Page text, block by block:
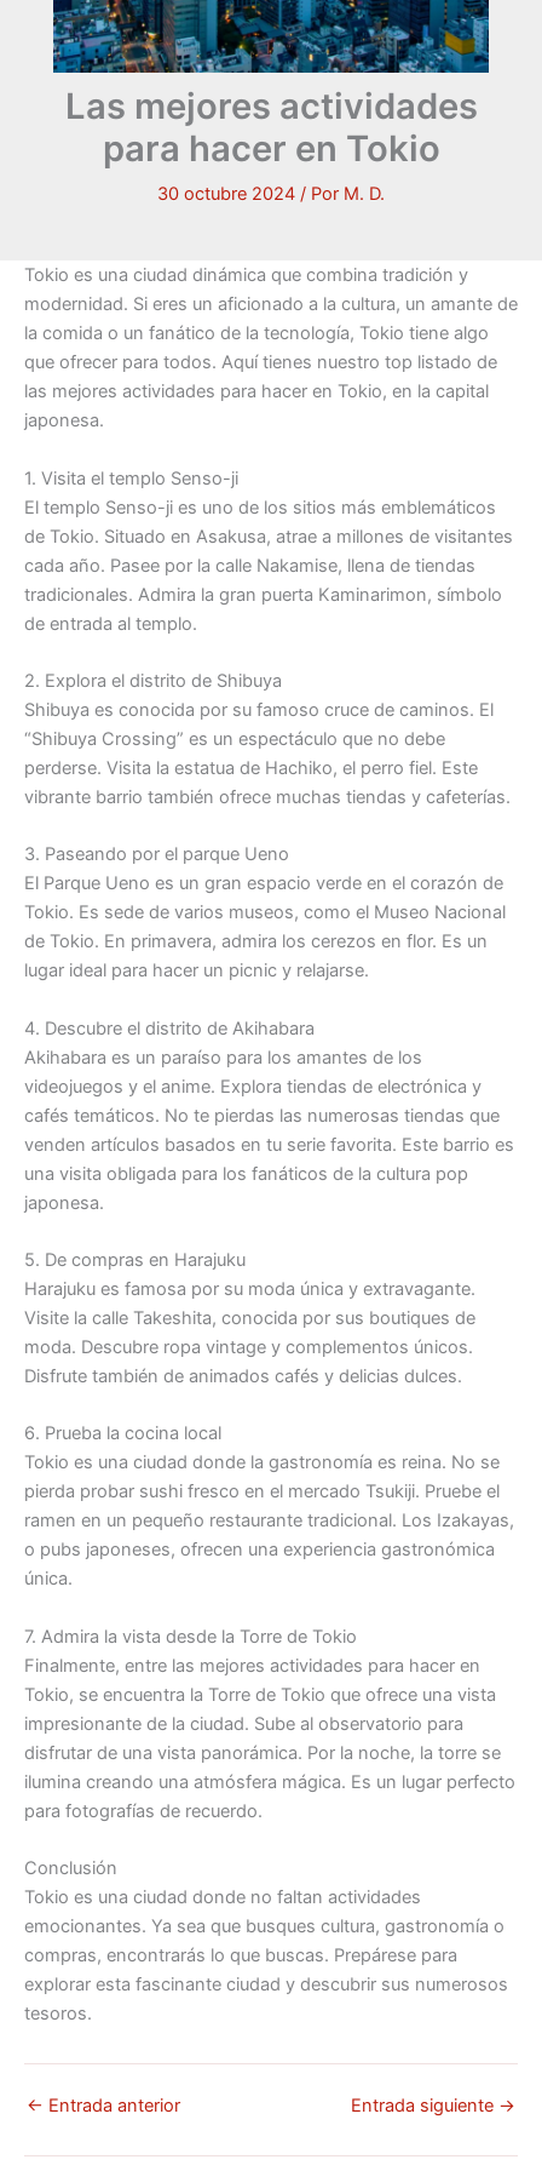
Las mejores actividades
para hacer en Tokio
30 octubre 2024 / Por M. D.
Tokio es una ciudad dinámica que combina tradición y
modernidad. Si eres un aficionado a la cultura, un amante de
la comida o un fanático de la tecnología, Tokio tiene algo
que ofrecer para todos. Aquí tienes nuestro top listado de
las mejores actividades para hacer en Tokio, en la capital
japonesa.
1. Visita el templo Senso-ji
El templo Senso-ji es uno de los sitios más emblemáticos
de Tokio. Situado en Asakusa, atrae a millones de visitantes
cada año. Pasee por la calle Nakamise, llena de tiendas
tradicionales. Admira la gran puerta Kaminarimon, símbolo
de entrada al templo.
2. Explora el distrito de Shibuya
Shibuya es conocida por su famoso cruce de caminos. El
“Shibuya Crossing” es un espectáculo que no debe
perderse. Visita la estatua de Hachiko, el perro fiel. Este
vibrante barrio también ofrece muchas tiendas y cafeterías.
3. Paseando por el parque Ueno
El Parque Ueno es un gran espacio verde en el corazón de
Tokio. Es sede de varios museos, como el Museo Nacional
de Tokio. En primavera, admira los cerezos en flor. Es un
lugar ideal para hacer un picnic y relajarse.
4. Descubre el distrito de Akihabara
Akihabara es un paraíso para los amantes de los
videojuegos y el anime. Explora tiendas de electrónica y
cafés temáticos. No te pierdas las numerosas tiendas que
venden artículos basados ​​en tu serie favorita. Este barrio es
una visita obligada para los fanáticos de la cultura pop
japonesa.
5. De compras en Harajuku
Harajuku es famosa por su moda única y extravagante.
Visite la calle Takeshita, conocida por sus boutiques de
moda. Descubre ropa vintage y complementos únicos.
Disfrute también de animados cafés y delicias dulces.
6. Prueba la cocina local
Tokio es una ciudad donde la gastronomía es reina. No se
pierda probar sushi fresco en el mercado Tsukiji. Pruebe el
ramen en un pequeño restaurante tradicional. Los Izakayas,
o pubs japoneses, ofrecen una experiencia gastronómica
única.
7. Admira la vista desde la Torre de Tokio
Finalmente, entre las mejores actividades para hacer en
Tokio, se encuentra la Torre de Tokio que ofrece una vista
impresionante de la ciudad. Sube al observatorio para
disfrutar de una vista panorámica. Por la noche, la torre se
ilumina creando una atmósfera mágica. Es un lugar perfecto
para fotografías de recuerdo.
Conclusión
Tokio es una ciudad donde no faltan actividades
emocionantes. Ya sea que busques cultura, gastronomía o
compras, encontrarás lo que buscas. Prepárese para
explorar esta fascinante ciudad y descubrir sus numerosos
tesoros.
← Entrada anterior Entrada siguiente →